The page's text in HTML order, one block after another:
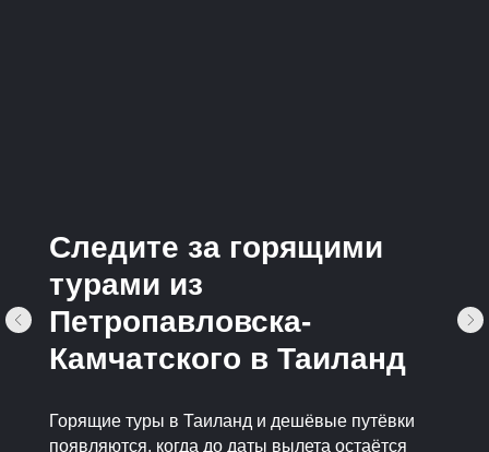
Следите за горящими
турами из
Петропавловска-
Камчатского в Таиланд
Горящие туры в Таиланд и дешёвые путёвки
появляются, когда до даты вылета остаётся